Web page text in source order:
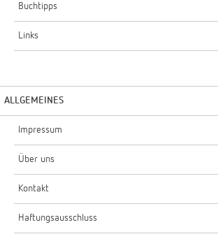
Buchtipps
Links
ALLGEMEINES
Impressum
Über uns
Kontakt
Haftungsausschluss